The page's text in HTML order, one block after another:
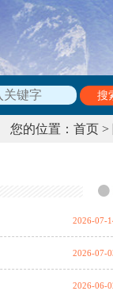
搜
您的位置： 首页 >
2026-07-
2026-07-
2026-06-